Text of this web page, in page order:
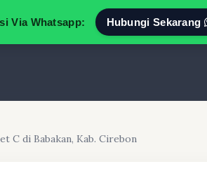
Via Whatsapp: Hubungi Sekarang
C di Babakan, Kab. Cirebon